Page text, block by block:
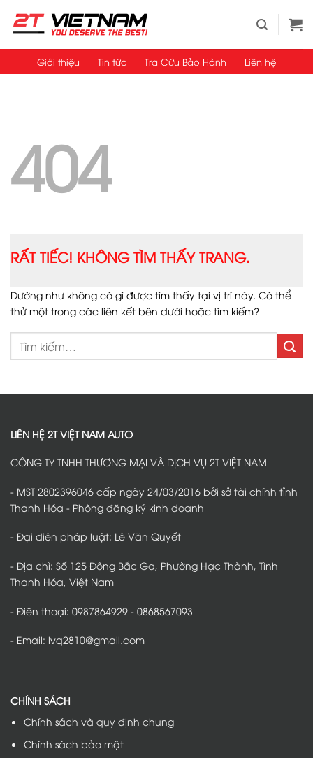
qua
Giới thiệu Tin tức Tra Cứu Bảo Hành Liên hệ
404
RẤT TIẾC! KHÔNG TÌM THẤY TRANG.
Dường như không có gì được tìm thấy tại vị trí này. Có thể
thử một trong các liên kết bên dưới hoặc tìm kiếm?
LIÊN HỆ 2T VIỆT NAM AUTO
CÔNG TY TNHH THƯƠNG MẠI VÀ DỊCH VỤ 2T VIỆT NAM
- MST 2802396046 cấp ngày 24/03/2016 bởi sở tài chính tỉnh
Thanh Hóa - Phòng đăng ký kinh doanh
- Đại diện pháp luật: Lê Văn Quyết
- Địa chỉ: Số 125 Đông Bắc Ga, Phường Hạc Thành, Tỉnh
Thanh Hóa, Việt Nam
- Điện thoại: 0987864929 - 0868567093
- Email: lvq2810@gmail.com
CHÍNH SÁCH
Chính sách và quy định chung
Chính sách bảo mật